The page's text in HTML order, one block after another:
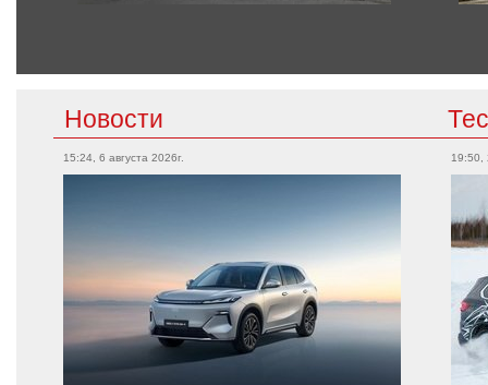
Новости
15:24, 6 августа 2026г. 19:50,